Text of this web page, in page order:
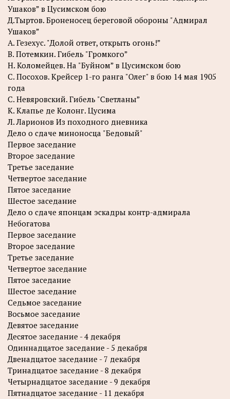
Ушаков” в Цусимском бою
Д.Тыртов. Броненосец береговой обороны "Адмирал
Ушаков”
A. Гезехус. "Долой ответ, открыть огонь!”
B. Потемкин. Гибель "Громкого”
Н. Коломейцев. На "Буйном” в Цусимском бою
C. Посохов. Крейсер 1-го ранга "Олег" в бою 14 мая 1905
года
С. Невяровский. Гибель "Светланы”
К. Клапье де Колонг. Цусима
Л. Ларионов Из походного дневника
Дело о сдаче миноносца "Бедовый"
Первое заседание
Второе заседание
Третье заседание
Четвертое заседание
Пятое заседание
Шестое заседание
Дело о сдаче японцам эскадры контр-адмирала
Небогатова
Первое заседание
Второе заседание
Третье заседание
Четвертое заседание
Пятое заседание
Шестое заседание
Седьмое заседание
Восьмое заседание
Девятое заседание
Десятое заседание - 4 декабря
Одиннадцатое заседание - 5 декабря
Двенадцатое заседание - 7 декабря
Тринадцатое заседание - 8 декабря
Четырнадцатое заседание - 9 декабря
Пятнадцатое заседание - 11 декабря